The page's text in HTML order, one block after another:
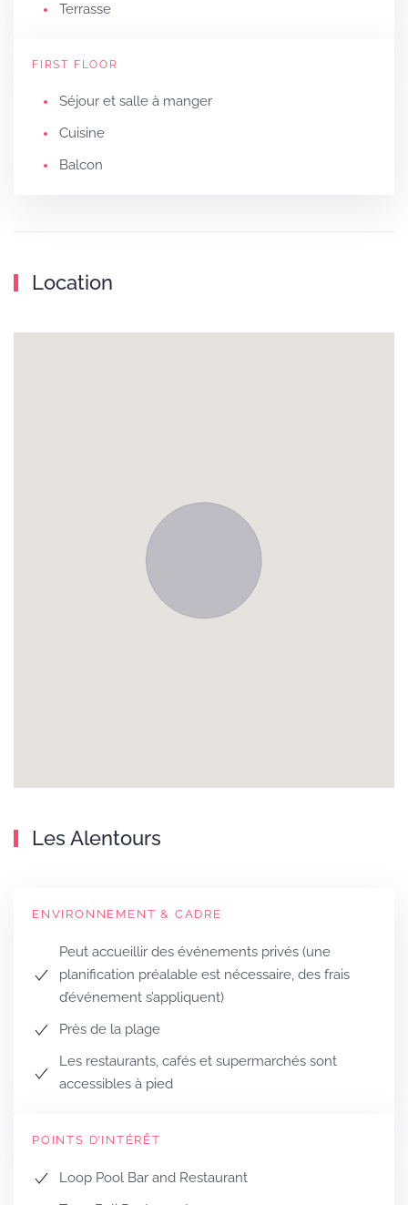
Terrasse
FIRST FLOOR
Séjour et salle à manger
Cuisine
Balcon
Location
Les Alentours
ENVIRONNEMENT & CADRE
Peut accueillir des événements privés (une
planification préalable est nécessaire, des frais
d’événement s’appliquent)
Près de la plage
Les restaurants, cafés et supermarchés sont
accessibles à pied
POINTS D’INTÉRÊT
Loop Pool Bar and Restaurant